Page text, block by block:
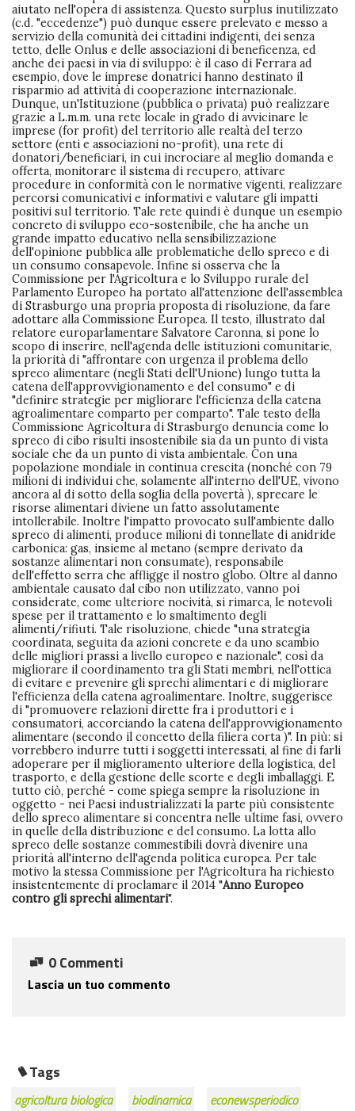
aiutato nell'opera di assistenza. Questo surplus inutilizzato
(c.d. "eccedenze") può dunque essere prelevato e messo a
servizio della comunità dei cittadini indigenti, dei senza
tetto, delle Onlus e delle associazioni di beneficenza, ed
anche dei paesi in via di sviluppo: è il caso di Ferrara ad
esempio, dove le imprese donatrici hanno destinato il
risparmio ad attività di cooperazione internazionale.
Dunque, un'Istituzione (pubblica o privata) può realizzare
grazie a L.m.m. una rete locale in grado di avvicinare le
imprese (for profit) del territorio alle realtà del terzo
settore (enti e associazioni no-profit), una rete di
donatori/beneficiari, in cui incrociare al meglio domanda e
offerta, monitorare il sistema di recupero, attivare
procedure in conformità con le normative vigenti, realizzare
percorsi comunicativi e informativi e valutare gli impatti
positivi sul territorio. Tale rete quindi è dunque un esempio
concreto di sviluppo eco-sostenibile, che ha anche un
grande impatto educativo nella sensibilizzazione
dell'opinione pubblica alle problematiche dello spreco e di
un consumo consapevole. Infine si osserva che la
Commissione per l'Agricoltura e lo Sviluppo rurale del
Parlamento Europeo ha portato all'attenzione dell'assemblea
di Strasburgo una propria proposta di risoluzione, da fare
adottare alla Commissione Europea. Il testo, illustrato dal
relatore europarlamentare Salvatore Caronna, si pone lo
scopo di inserire, nell'agenda delle istituzioni comunitarie,
la priorità di "affrontare con urgenza il problema dello
spreco alimentare (negli Stati dell'Unione) lungo tutta la
catena dell'approvvigionamento e del consumo" e di
"definire strategie per migliorare l'efficienza della catena
agroalimentare comparto per comparto". Tale testo della
Commissione Agricoltura di Strasburgo denuncia come lo
spreco di cibo risulti insostenibile sia da un punto di vista
sociale che da un punto di vista ambientale. Con una
popolazione mondiale in continua crescita (nonché con 79
milioni di individui che, solamente all'interno dell'UE, vivono
ancora al di sotto della soglia della povertà ), sprecare le
risorse alimentari diviene un fatto assolutamente
intollerabile. Inoltre l'impatto provocato sull'ambiente dallo
spreco di alimenti, produce milioni di tonnellate di anidride
carbonica: gas, insieme al metano (sempre derivato da
sostanze alimentari non consumate), responsabile
dell'effetto serra che affligge il nostro globo. Oltre al danno
ambientale causato dal cibo non utilizzato, vanno poi
considerate, come ulteriore nocività, si rimarca, le notevoli
spese per il trattamento e lo smaltimento degli
alimenti/rifiuti. Tale risoluzione, chiede "una strategia
coordinata, seguita da azioni concrete e da uno scambio
delle migliori prassi a livello europeo e nazionale", così da
migliorare il coordinamento tra gli Stati membri, nell'ottica
di evitare e prevenire gli sprechi alimentari e di migliorare
l'efficienza della catena agroalimentare. Inoltre, suggerisce
di "promuovere relazioni dirette fra i produttori e i
consumatori, accorciando la catena dell'approvvigionamento
alimentare (secondo il concetto della filiera corta )". In più: si
vorrebbero indurre tutti i soggetti interessati, al fine di farli
adoperare per il miglioramento ulteriore della logistica, del
trasporto, e della gestione delle scorte e degli imballaggi. E
tutto ciò, perché - come spiega sempre la risoluzione in
oggetto - nei Paesi industrializzati la parte più consistente
dello spreco alimentare si concentra nelle ultime fasi, ovvero
in quelle della distribuzione e del consumo. La lotta allo
spreco delle sostanze commestibili dovrà divenire una
priorità all'interno dell'agenda politica europea. Per tale
motivo la stessa Commissione per l'Agricoltura ha richiesto
insistentemente di proclamare il 2014 "Anno Europeo
contro gli sprechi alimentari".
0 Commenti
Lascia un tuo commento
Tags
agricoltura biologica biodinamica
econewsperiodico